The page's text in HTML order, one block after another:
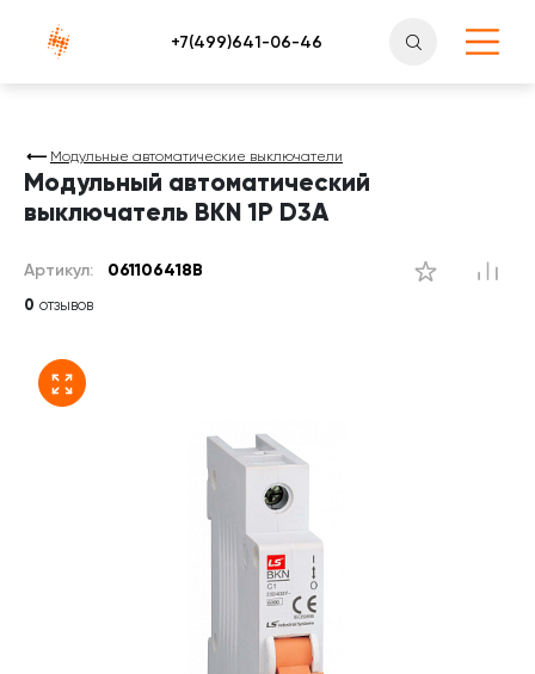
Атлантснаб
Модульные автоматические выключатели
Модульный автоматический
выключатель BKN 1P D3A
Артикул: 061106418B